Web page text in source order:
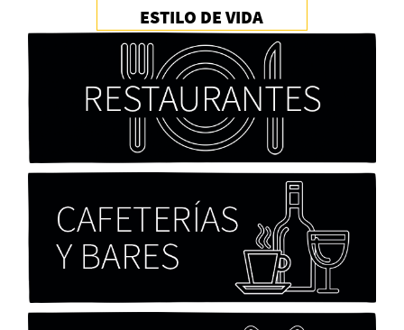
Cocaína Negra de Cristóbal Valenzuela Berríos
Paloma Pulisci
Chicas tristes de Fernanda Tovar
ESTILO DE VIDA